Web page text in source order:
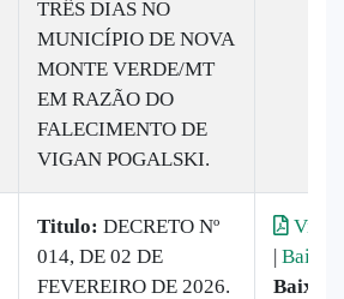
TRÊS DIAS NO
MUNICÍPIO DE NOVA
MONTE VERDE/MT
EM RAZÃO DO
FALECIMENTO DE
VIGAN POGALSKI.
Titulo: DECRETO Nº
014, DE 02 DE
FEVEREIRO DE 2026.
| Baixar